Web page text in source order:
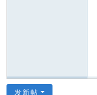
发新帖